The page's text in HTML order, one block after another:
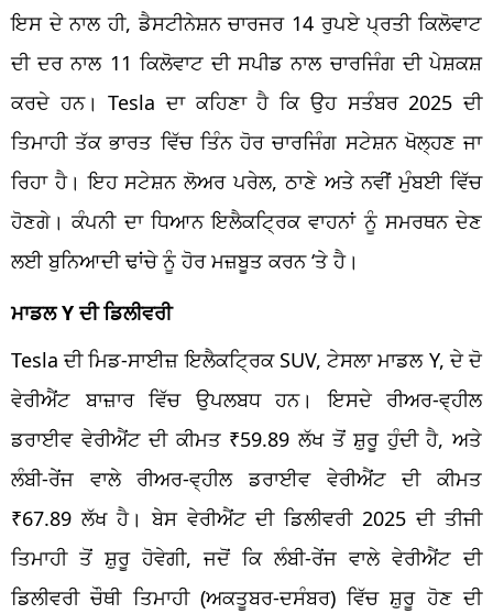
ਇਸ ਦੇ ਨਾਲ ਹੀ, ਡੈਸਟੀਨੇਸ਼ਨ ਚਾਰਜਰ 14 ਰੁਪਏ ਪ੍ਰਤੀ ਕਿਲੋਵਾਟ
ਦੀ ਦਰ ਨਾਲ 11 ਕਿਲੋਵਾਟ ਦੀ ਸਪੀਡ ਨਾਲ ਚਾਰਜਿੰਗ ਦੀ ਪੇਸ਼ਕਸ਼
ਕਰਦੇ ਹਨ। Tesla ਦਾ ਕਹਿਣਾ ਹੈ ਕਿ ਉਹ ਸਤੰਬਰ 2025 ਦੀ
ਤਿਮਾਹੀ ਤੱਕ ਭਾਰਤ ਵਿੱਚ ਤਿੰਨ ਹੋਰ ਚਾਰਜਿੰਗ ਸਟੇਸ਼ਨ ਖੋਲ੍ਹਣ ਜਾ
ਰਿਹਾ ਹੈ। ਇਹ ਸਟੇਸ਼ਨ ਲੋਅਰ ਪਰੇਲ, ਠਾਣੇ ਅਤੇ ਨਵੀਂ ਮੁੰਬਈ ਵਿੱਚ
ਹੋਣਗੇ। ਕੰਪਨੀ ਦਾ ਧਿਆਨ ਇਲੈਕਟ੍ਰਿਕ ਵਾਹਨਾਂ ਨੂੰ ਸਮਰਥਨ ਦੇਣ
ਲਈ ਬੁਨਿਆਦੀ ਢਾਂਚੇ ਨੂੰ ਹੋਰ ਮਜ਼ਬੂਤ ਕਰਨ ‘ਤੇ ਹੈ।
ਮਾਡਲ Y ਦੀ ਡਿਲੀਵਰੀ
Tesla ਦੀ ਮਿਡ-ਸਾਈਜ਼ ਇਲੈਕਟ੍ਰਿਕ SUV, ਟੇਸਲਾ ਮਾਡਲ Y, ਦੇ ਦੋ
ਵੇਰੀਐਂਟ ਬਾਜ਼ਾਰ ਵਿੱਚ ਉਪਲਬਧ ਹਨ। ਇਸਦੇ ਰੀਅਰ-ਵ੍ਹੀਲ
ਡਰਾਈਵ ਵੇਰੀਐਂਟ ਦੀ ਕੀਮਤ ₹59.89 ਲੱਖ ਤੋਂ ਸ਼ੁਰੂ ਹੁੰਦੀ ਹੈ, ਅਤੇ
ਲੰਬੀ-ਰੇਂਜ ਵਾਲੇ ਰੀਅਰ-ਵ੍ਹੀਲ ਡਰਾਈਵ ਵੇਰੀਐਂਟ ਦੀ ਕੀਮਤ
₹67.89 ਲੱਖ ਹੈ। ਬੇਸ ਵੇਰੀਐਂਟ ਦੀ ਡਿਲੀਵਰੀ 2025 ਦੀ ਤੀਜੀ
ਤਿਮਾਹੀ ਤੋਂ ਸ਼ੁਰੂ ਹੋਵੇਗੀ, ਜਦੋਂ ਕਿ ਲੰਬੀ-ਰੇਂਜ ਵਾਲੇ ਵੇਰੀਐਂਟ ਦੀ
ਡਿਲੀਵਰੀ ਚੌਥੀ ਤਿਮਾਹੀ (ਅਕਤੂਬਰ-ਦਸੰਬਰ) ਵਿੱਚ ਸ਼ੁਰੂ ਹੋਣ ਦੀ